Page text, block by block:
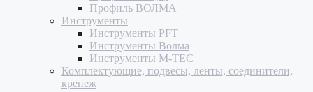
Профиль ВОЛМА
Инструменты
Инструменты PFT
Инструменты Волма
Инструменты M-TEC
Комплектующие, подвесы, ленты, соединители,
крепеж